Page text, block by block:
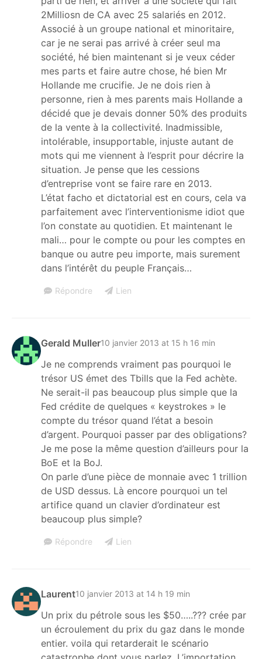
2Milliosn de CA avec 25 salariés en 2012.
Associé à un groupe national et minoritaire,
car je ne serai pas arrivé à créer seul ma
société, hé bien maintenant si je veux céder
mes parts et faire autre chose, hé bien Mr
Hollande me crucifie. Je ne dois rien à
personne, rien à mes parents mais Hollande a
décidé que je devais donner 50% des produits
de la vente à la collectivité. Inadmissible,
intolérable, insupportable, injuste autant de
mots qui me viennent à l’esprit pour décrire la
situation. Je pense que les cessions
d’entreprise vont se faire rare en 2013.
L’état facho et dictatorial est en cours, cela va
parfaitement avec l’interventionisme idiot que
l’on constate au quotidien. Et maintenant le
mali… pour le compte ou pour les comptes en
banque ou autre peu importe, mais surement
dans l’intérêt du peuple Français…
Répondre Lien
Gerald Muller10 janvier 2013 at 15 h 16 min
Je ne comprends vraiment pas pourquoi le
trésor US émet des Tbills que la Fed achète.
Ne serait-il pas beaucoup plus simple que la
Fed crédite de quelques « keystrokes » le
compte du trésor quand l’état a besoin
d’argent. Pourquoi passer par des obligations?
Je me pose la même question d’ailleurs pour la
BoE et la BoJ.
On parle d’une pièce de monnaie avec 1 trillion
de USD dessus. Là encore pourquoi un tel
artifice quand un clavier d’ordinateur est
beaucoup plus simple?
Répondre Lien
Laurent10 janvier 2013 at 14 h 19 min
Un prix du pétrole sous les $50…..??? crée par
un écroulement du prix du gaz dans le monde
entier. voila qui retarderait le scénario